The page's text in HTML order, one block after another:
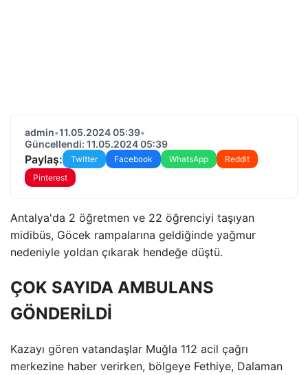
admin•11.05.2024 05:39•
Güncellendi: 11.05.2024 05:39
Paylaş: Twitter Facebook WhatsApp
Reddit
Pinterest
Antalya'da 2 öğretmen ve 22 öğrenciyi taşıyan
midibüs, Göcek rampalarına geldiğinde yağmur
nedeniyle yoldan çıkarak hendeğe düştü.
ÇOK SAYIDA AMBULANS
GÖNDERİLDİ
Kazayı gören vatandaşlar Muğla 112 acil çağrı
merkezine haber verirken, bölgeye Fethiye, Dalaman